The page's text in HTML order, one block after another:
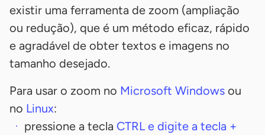
existir uma ferramenta de zoom (ampliação
ou redução), que é um método eficaz, rápido
e agradável de obter textos e imagens no
tamanho desejado.
Para usar o zoom no Microsoft Windows ou
no Linux:
pressione a tecla CTRL e digite a tecla +